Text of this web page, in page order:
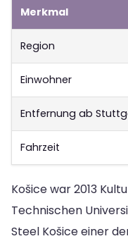
Merkmal
Region
Einwohner
Entfernung ab
Fahrzeit
Košice war 2013
Technischen
Steel Košice einer